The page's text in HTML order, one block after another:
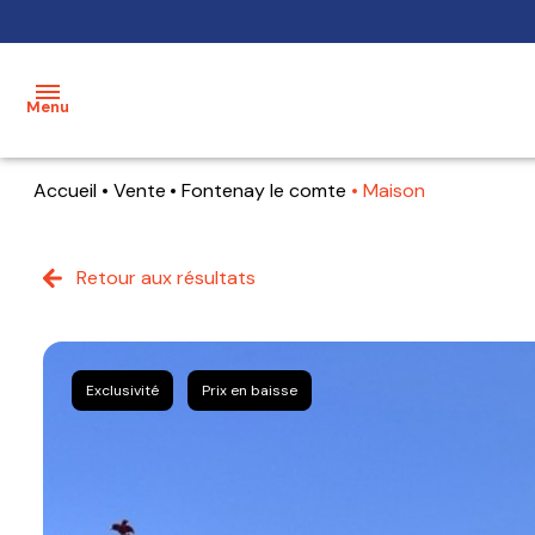
Menu
acheter
mon
maisons
terrains
appartements
mon
Accueil Vente Fontenay le comte Maison
Retour aux résultats
Exclusivité Prix en baisse